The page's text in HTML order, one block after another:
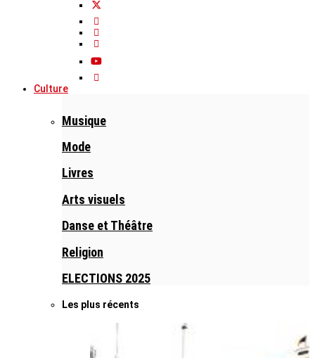
Culture
Musique
Mode
Livres
Arts visuels
Danse et Théâtre
Religion
ELECTIONS 2025
Les plus récents